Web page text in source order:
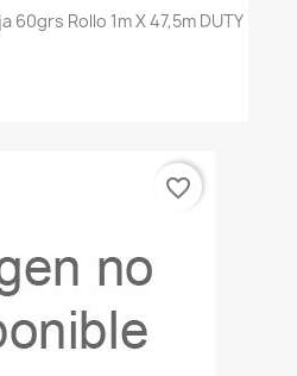
60grs Rollo 1m X 47,5m DUTY
favorite_border